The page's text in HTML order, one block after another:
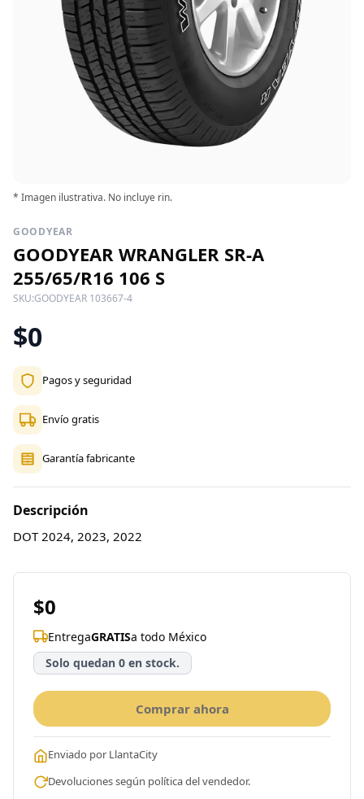
* Imagen ilustrativa. No incluye rin.
GOODYEAR
GOODYEAR WRANGLER SR-A
255/65/R16 106 S
SKU:GOODYEAR 103667-4
$0
Pagos y seguridad
Envío gratis
Garantía fabricante
Descripción
DOT 2024, 2023, 2022
$0
EntregaGRATISa todo México
Solo quedan 0 en stock.
Comprar ahora
Enviado por LlantaCity
Devoluciones según política del vendedor.